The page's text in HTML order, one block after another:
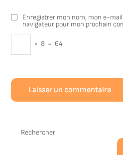
Enregistrer mon nom, mon e-
navigateur pour mon prochain
× 8 = 64
Rechercher